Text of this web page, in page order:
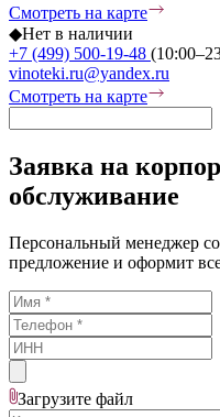
Смотреть на карте
◆Нет в наличии
+7 (499) 500-19-48
vinoteki.ru@yandex.ru
Смотреть на карте
Заявка на
обслуживание
Персональный менеджер
предложение и оформит
Загрузите файл